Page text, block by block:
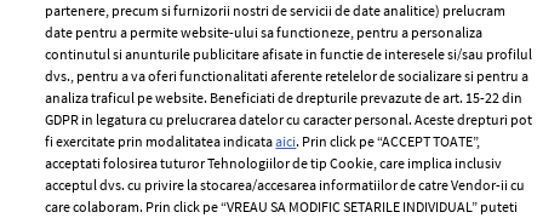
ELLE Style Awards
2024
Despre ELLE
Romania
Contact
Abonamente
Termeni si conditii
Politica de
confidențialitate
Politica de cookies
Publicitate
partenere, precum si furnizorii nostri de servicii de date analitice) prelucram
date pentru a permite website-ului sa functioneze, pentru a personaliza
continutul si anunturile publicitare afisate in functie de interesele si/sau profilul
dvs., pentru a va oferi functionalitati aferente retelelor de socializare si pentru a
analiza traficul pe website. Beneficiati de drepturile prevazute de art. 15-22 din
GDPR in legatura cu prelucrarea datelor cu caracter personal. Aceste drepturi pot
fi exercitate prin modalitatea indicataaici. Prin click pe “ACCEPT TOATE”,
acceptati folosirea tuturor Tehnologiilor de tip Cookie, care implica inclusiv
acceptul dvs. cu privire la stocarea/accesarea informatiilor de catre Vendor-ii cu
care colaboram. Prin click pe “VREAU SA MODIFIC SETARILE INDIVIDUAL” puteti